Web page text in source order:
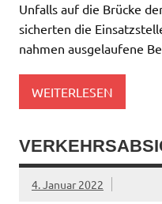
Unfalls auf die Brücke
sicherten die
nahmen ausgelaufene
WEITERLESEN
4. Januar 2022